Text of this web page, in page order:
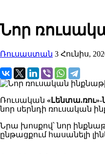
Նոր
Ռուսաստան 3 Հունիս,
Ռուսական «Լենտա.ռու»-
նոր սերնդի ռուսական
Նրա խոսքով՝ նոր
ընթացքում հասանելի